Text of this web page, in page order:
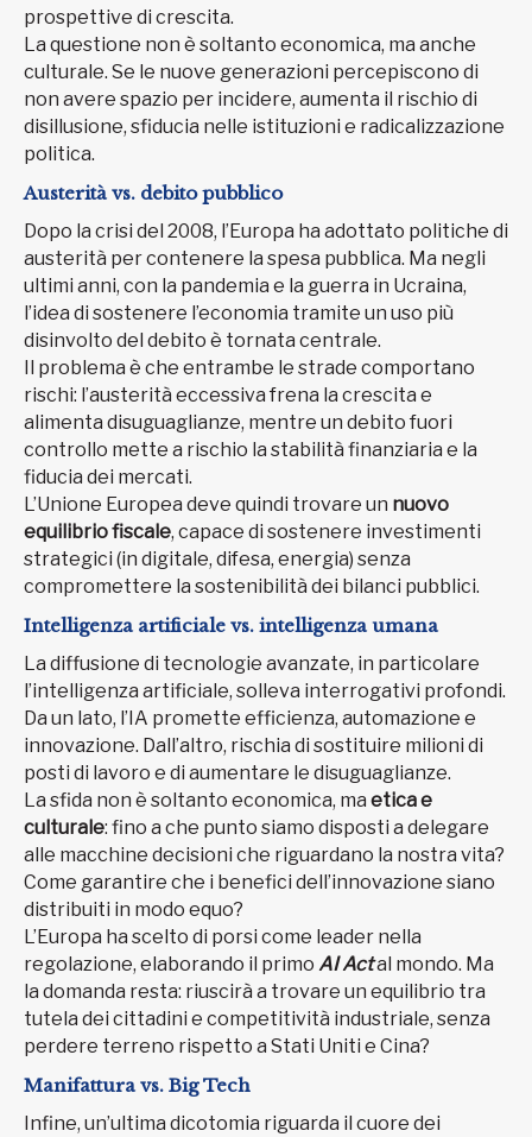
prospettive di crescita.
La questione non è soltanto economica, ma anche
culturale. Se le nuove generazioni percepiscono di
non avere spazio per incidere, aumenta il rischio di
disillusione, sfiducia nelle istituzioni e radicalizzazione
politica.
Austerità vs. debito pubblico
Dopo la crisi del 2008, l’Europa ha adottato politiche di
austerità per contenere la spesa pubblica. Ma negli
ultimi anni, con la pandemia e la guerra in Ucraina,
l’idea di sostenere l’economia tramite un uso più
disinvolto del debito è tornata centrale.
Il problema è che entrambe le strade comportano
rischi: l’austerità eccessiva frena la crescita e
alimenta disuguaglianze, mentre un debito fuori
controllo mette a rischio la stabilità finanziaria e la
fiducia dei mercati.
L’Unione Europea deve quindi trovare un nuovo
equilibrio fiscale, capace di sostenere investimenti
strategici (in digitale, difesa, energia) senza
compromettere la sostenibilità dei bilanci pubblici.
Intelligenza artificiale vs. intelligenza umana
La diffusione di tecnologie avanzate, in particolare
l’intelligenza artificiale, solleva interrogativi profondi.
Da un lato, l’IA promette efficienza, automazione e
innovazione. Dall’altro, rischia di sostituire milioni di
posti di lavoro e di aumentare le disuguaglianze.
La sfida non è soltanto economica, ma etica e
culturale: fino a che punto siamo disposti a delegare
alle macchine decisioni che riguardano la nostra vita?
Come garantire che i benefici dell’innovazione siano
distribuiti in modo equo?
L’Europa ha scelto di porsi come leader nella
regolazione, elaborando il primo AI Actal mondo. Ma
la domanda resta: riuscirà a trovare un equilibrio tra
tutela dei cittadini e competitività industriale, senza
perdere terreno rispetto a Stati Uniti e Cina?
Manifattura vs. Big Tech
Infine, un’ultima dicotomia riguarda il cuore dei